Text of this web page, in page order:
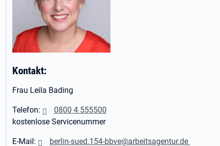
Kontakt:
Frau Leila Bading
Telefon:
0800 4 555500
kostenlose Servicenummer
E-Mail: berlin-sued.154-bbve@arbeitsagentur.de